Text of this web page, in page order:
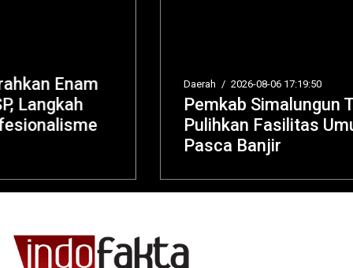
Daerah / 2026-08-06 17:19:50
Pemkab Simalungun Terus Bergerak
Pulihkan Fasilitas Umum di Serbelawan